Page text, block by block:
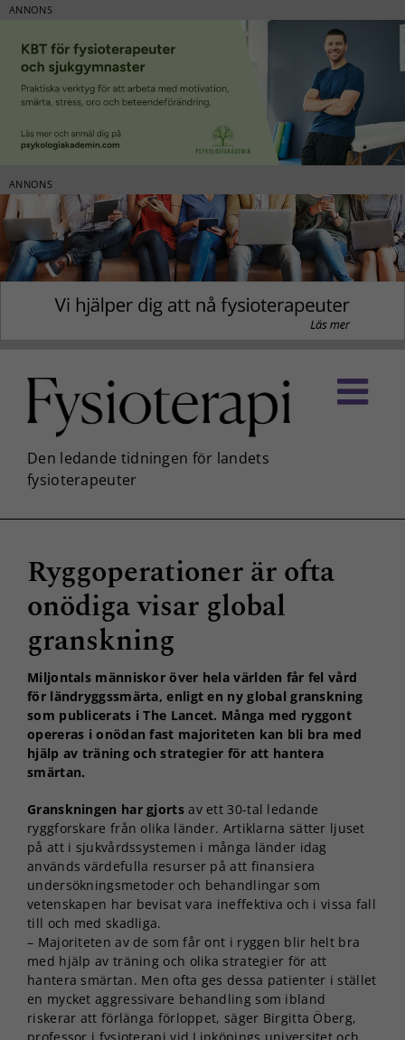
ANNONS
ANNONS
innehållet
Ryggoperationer är ofta
onödiga visar global
granskning
Miljontals människor över hela världen får fel vård
för ländryggssmärta, enligt en ny global granskning
som publicerats i The Lancet. Många med ryggont
opereras i onödan fast majoriteten kan bli bra med
hjälp av träning och strategier för att hantera
smärtan.
Granskningen har gjortsav ett 30-tal ledande
ryggforskare från olika länder. Artiklarna sätter ljuset
på att i sjukvårdssystemen i många länder idag
används värdefulla resurser på att finansiera
undersökningsmetoder och behandlingar som
vetenskapen har bevisat vara ineffektiva och i vissa fall
till och med skadliga.
– Majoriteten av de som får ont i ryggen blir helt bra
med hjälp av träning och olika strategier för att
hantera smärtan. Men ofta ges dessa patienter i stället
en mycket aggressivare behandling som ibland
riskerar att förlänga förloppet, säger Birgitta Öberg,